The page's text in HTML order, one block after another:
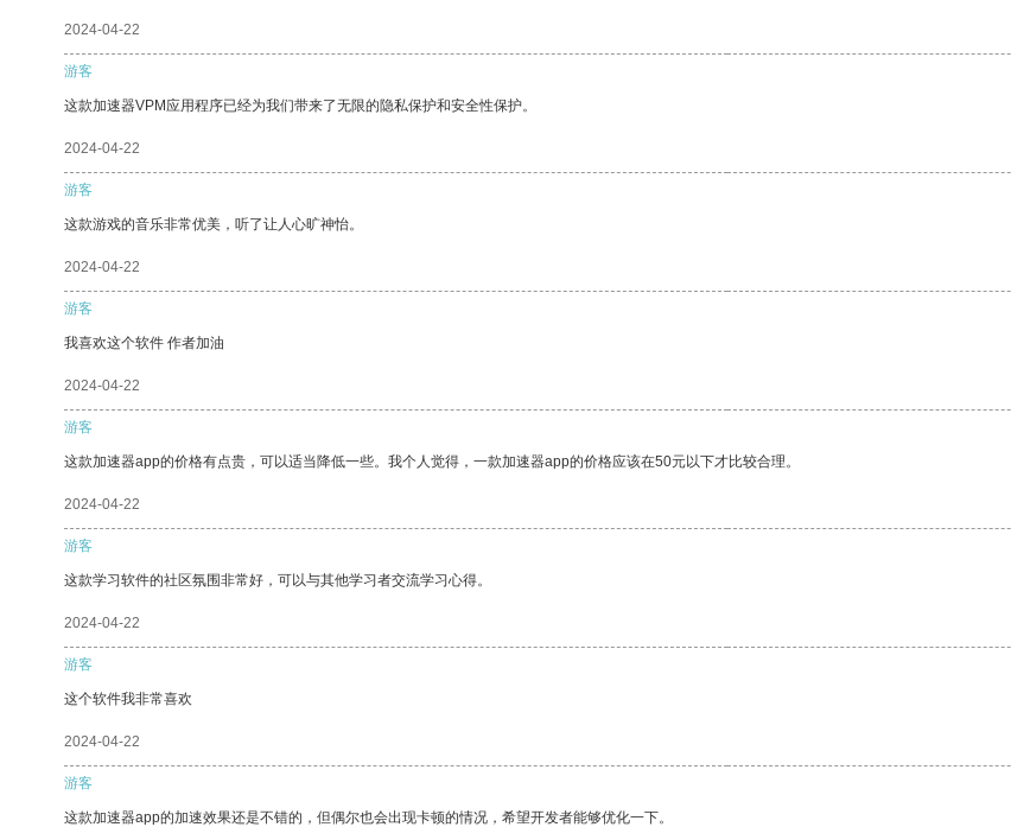
2024-04-22
游客
这款加速器VPM应用程序已经为我们带来了无限的隐私保护和安全性保护。
2024-04-22
游客
这款游戏的音乐非常优美，听了让人心旷神怡。
2024-04-22
游客
我喜欢这个软件 作者加油
2024-04-22
游客
这款加速器app的价格有点贵，可以适当降低一些。我个人觉得，一款加速器app的价格应该在50元以下才比较合理。
2024-04-22
游客
这款学习软件的社区氛围非常好，可以与其他学习者交流学习心得。
2024-04-22
游客
这个软件我非常喜欢
2024-04-22
游客
这款加速器app的加速效果还是不错的，但偶尔也会出现卡顿的情况，希望开发者能够优化一下。